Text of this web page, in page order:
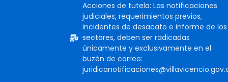
Acciones de tutela: Las notificaciones
judiciales, requerimientos previos,
incidentes de desacato e informe de los
sectores, deben ser radicadas
únicamente y exclusivamente en el
buzón de correo: